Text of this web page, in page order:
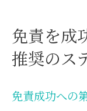
免責を成
推奨のス
免責成功への